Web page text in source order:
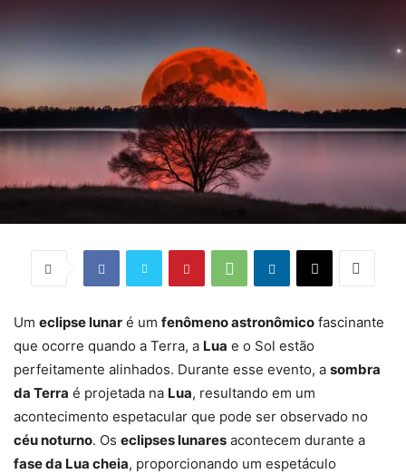
Um eclipse lunar é um fenômeno astronômico fascinante
que ocorre quando a Terra, a Lua e o Sol estão
perfeitamente alinhados. Durante esse evento, a sombra
da Terra é projetada na Lua, resultando em um
acontecimento espetacular que pode ser observado no
céu noturno. Os eclipses lunares acontecem durante a
fase da Lua cheia, proporcionando um espetáculo